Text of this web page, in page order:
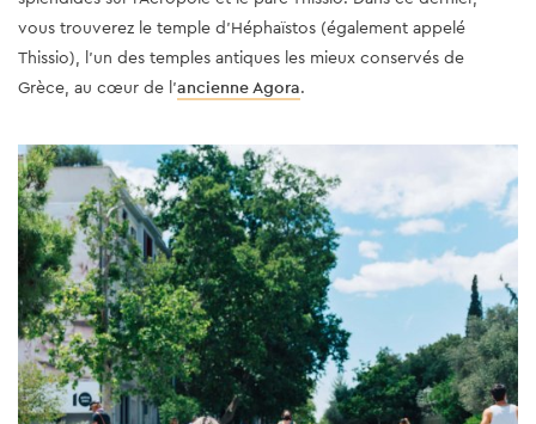
vous trouverez le temple d'Héphaïstos (également appelé
Thissio), l'un des temples antiques les mieux conservés de
Grèce, au cœur de l'ancienne Agora.